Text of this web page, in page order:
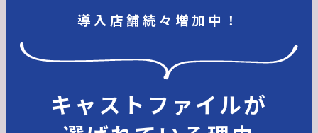
導入店舗続々増加中！
キャストファイルが